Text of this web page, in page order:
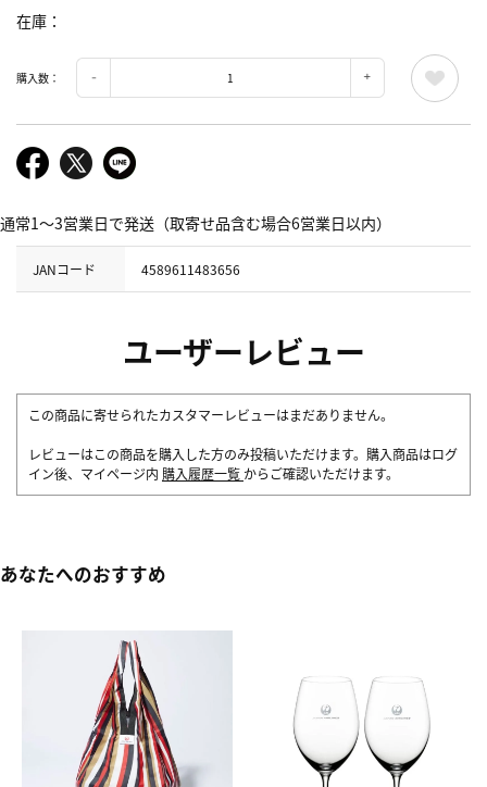
在庫
購入数：
通常1～3営業日で発送（取寄せ品含む場合6営業日以内）
JANコード 4589611483656
ユーザーレビュー
この商品に寄せられたカスタマーレビューはまだありません。
レビューはこの商品を購入した方のみ投稿いただけます。購入商品はログ
イン後、マイページ内 購入履歴一覧 からご確認いただけます。
あなたへのおすすめ